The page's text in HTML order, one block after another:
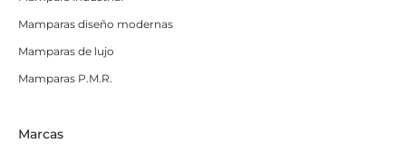
Mamparas diseño modernas
Mamparas de lujo
Mamparas P.M.R.
Marcas